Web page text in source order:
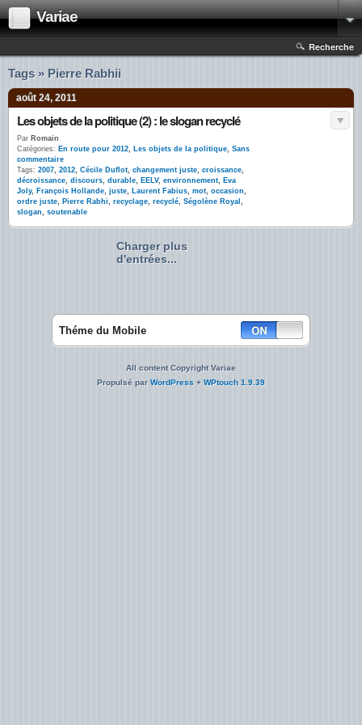
Variae
Recherche
Tags » Pierre Rabhii
août 24, 2011
Les objets de la politique (2) : le slogan recyclé
Par Romain
Catégories: En route pour 2012, Les objets de la politique, Sans
commentaire
Tags: 2007, 2012, Cécile Duflot, changement juste, croissance,
décroissance, discours, durable, EELV, environnement, Eva
Joly, François Hollande, juste, Laurent Fabius, mot, occasion,
ordre juste, Pierre Rabhi, recyclage, recyclé, Ségolène Royal ,
slogan, soutenable
Charger plus
d'entrées...
Théme du Mobile
All content Copyright Variae
Propulsé parWordPress + WPtouch 1.9.39